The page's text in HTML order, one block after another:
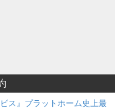
ス』プラットホーム史上最